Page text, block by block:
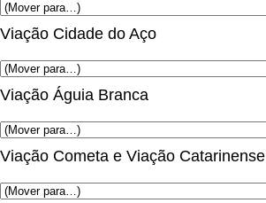
Viação Cidade do Aço
Viação Águia Branca
Viação Cometa e Viação Catarinense